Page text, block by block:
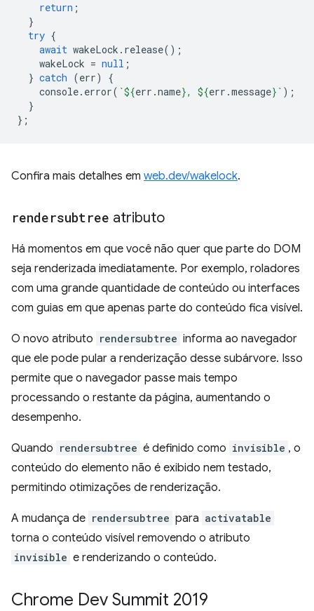
return ;
}
try {
await wakeLock . release();
wakeLock = null ;
} catch (err)
{
console. error( `${err .name}, ${err .message} ` );
}
};
Confira mais detalhes em web.dev/wakelock.
rendersubtree atributo
Há momentos em que você não quer que parte do DOM
seja renderizada imediatamente. Por exemplo, roladores
com uma grande quantidade de conteúdo ou interfaces
com guias em que apenas parte do conteúdo fica visível.
O novo atributo rendersubtree informa ao navegador
que ele pode pular a renderização desse subárvore. Isso
permite que o navegador passe mais tempo
processando o restante da página, aumentando o
desempenho.
Quando rendersubtree é definido como invisible , o
conteúdo do elemento não é exibido nem testado,
permitindo otimizações de renderização.
A mudança de rendersubtree para activatable
torna o conteúdo visível removendo o atributo
invisible e renderizando o conteúdo.
Chrome Dev Summit 2019